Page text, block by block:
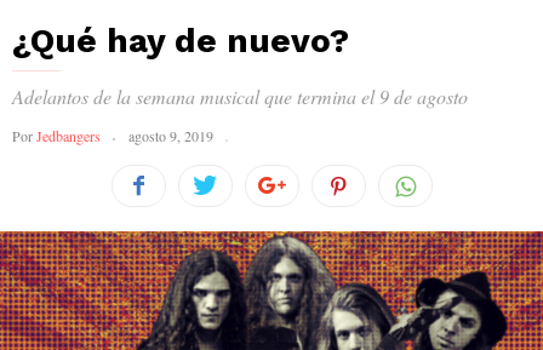
¿Qué hay de nuevo?
Adelantos de la semana musical que termina el 9 de agosto
PorJedbangers agosto 9, 2019